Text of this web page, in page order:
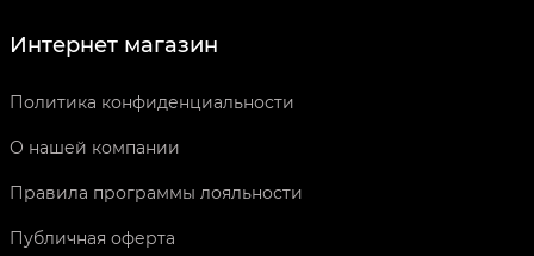
Интернет магазин
Политика конфиденциальности
О нашей компании
Правила программы лояльности
Публичная оферта